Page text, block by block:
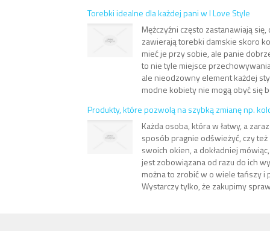
Torebki idealne dla każdej pani w I Love Style
Mężczyźni często zastanawiają
zawierają torebki damskie skoro
mieć je przy sobie, ale panie
to nie tyle miejsce
ale nieodzowny element każdej
modne kobiety nie mogą obyć się
Produkty, które pozwolą na szybką zmianę np.
Każda osoba, która w łatwy, a
sposób pragnie odświeżyć, czy
swoich okien, a dokładniej
jest zobowiązana od razu do ich
można to zrobić w o wiele tańszy i
Wystarczy tylko, że zakupimy